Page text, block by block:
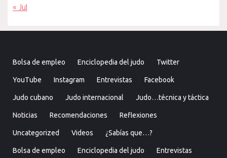
« Jul
Bolsa de empleo Enciclopedia del judo Twitter
YouTube Instagram Entrevistas Facebook
Judo cubano Judo internacional Judo…técnica y táctica
Noticias Recomendaciones Reflexiones
Uncategorized Videos ¿Sabías que…?
Bolsa de empleo Enciclopedia del judo Entrevistas